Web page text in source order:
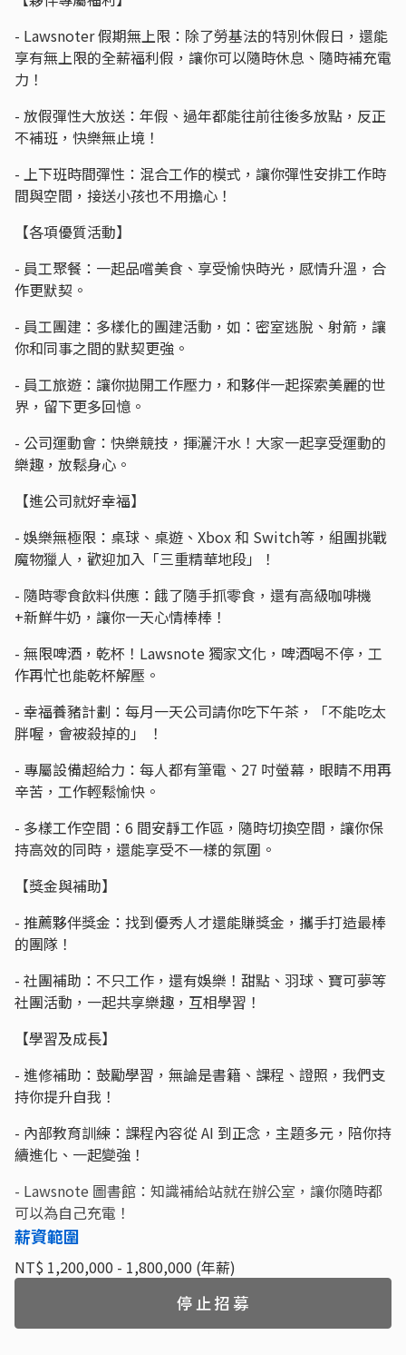
- Lawsnoter 假期無上限：除了勞基法的特別休假日，還能
享有無上限的全薪福利假，讓你可以隨時休息、隨時補充電
力！
- 放假彈性大放送：年假、過年都能往前往後多放點，反正
不補班，快樂無止境！
- 上下班時間彈性：混合工作的模式，讓你彈性安排工作時
間與空間，接送小孩也不用擔心！
【各項優質活動】
- 員工聚餐：一起品嚐美食、享受愉快時光，感情升溫，合
作更默契。
- 員工團建：多樣化的團建活動，如：密室逃脫、射箭，讓
你和同事之間的默契更強。
- 員工旅遊：讓你拋開工作壓力，和夥伴一起探索美麗的世
界，留下更多回憶。
- 公司運動會：快樂競技，揮灑汗水！大家一起享受運動的
樂趣，放鬆身心。
【進公司就好幸福】
- 娛樂無極限：桌球、桌遊、Xbox 和 Switch等，組團挑戰
魔物獵人，歡迎加入「三重精華地段」！
- 隨時零食飲料供應：餓了隨手抓零食，還有高級咖啡機
+新鮮牛奶，讓你一天心情棒棒！
- 無限啤酒，乾杯！Lawsnote 獨家文化，啤酒喝不停，工
作再忙也能乾杯解壓。
- 幸福養豬計劃：每月一天公司請你吃下午茶，「不能吃太
胖喔，會被殺掉的」 ！
- 專屬設備超給力：每人都有筆電、27 吋螢幕，眼睛不用再
辛苦，工作輕鬆愉快。
- 多樣工作空間：6 間安靜工作區，隨時切換空間，讓你保
持高效的同時，還能享受不一樣的氛圍。
【獎金與補助】
- 推薦夥伴獎金：找到優秀人才還能賺獎金，攜手打造最棒
的團隊！
- 社團補助：不只工作，還有娛樂！甜點、羽球、寶可夢等
社團活動，一起共享樂趣，互相學習！
【學習及成長】
- 進修補助：鼓勵學習，無論是書籍、課程、證照，我們支
持你提升自我！
- 內部教育訓練：課程內容從 AI 到正念，主題多元，陪你持
續進化、一起變強！
- Lawsnote 圖書館：知識補給站就在辦公室，讓你隨時都
可以為自己充電！
薪資範圍
NT$ 1,200,000 - 1,800,000 (年薪)
停止招募